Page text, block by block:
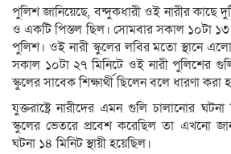
পুলিশ জানিয়েছে, বন্দুকধারী ওই নারীর কাছে
ও একটি পিস্তল ছিল। সোমবার সকাল ১০টা ১৩
পুলিশ। ওই নারী স্কুলের লবির মতো স্থানে
সকাল ১০টা ২৭ মিনিটে ওই নারী পুলিশের
স্কুলের সাবেক শিক্ষার্থী ছিলেন বলে ধারণা করা
যুক্তরাষ্ট্রে নারীদের এমন গুলি চালানোর
স্কুলের ভেতরে প্রবেশ করেছিল তা এখনো
ঘটনা ১৪ মিনিট স্থায়ী হয়েছিল।